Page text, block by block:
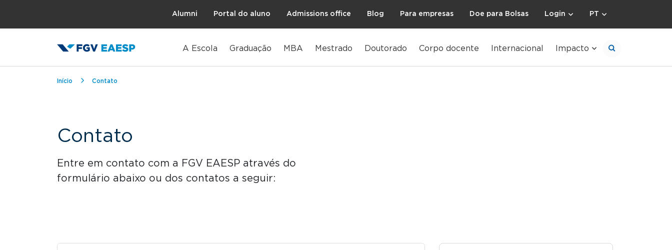
Alumni Portal do aluno Admissions office Blog Para empresas Doe para Bolsas Login PT
A Escola Graduação MBA Mestrado Doutorado Corpo docente Internacional Impacto
Trilha de navegação
Início Contato
Contato
Entre em contato com a FGV EAESP através do
formulário abaixo ou dos contatos a seguir: